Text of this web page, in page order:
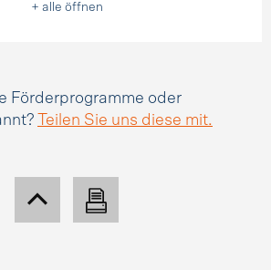
+ alle öffnen
Förderprogramme oder
Teilen Sie uns diese mit.